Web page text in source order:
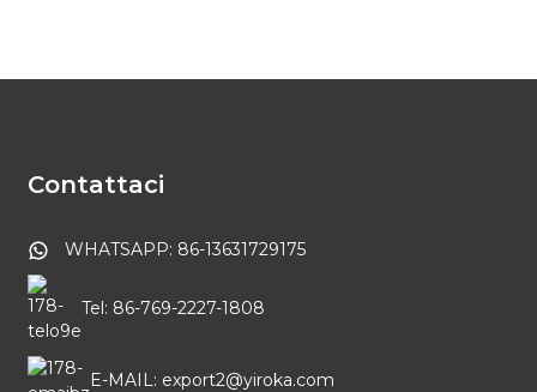
Contattaci
WHATSAPP: 86-13631729175
Tel: 86-769-2227-1808
E-MAIL: export2@yiroka.com